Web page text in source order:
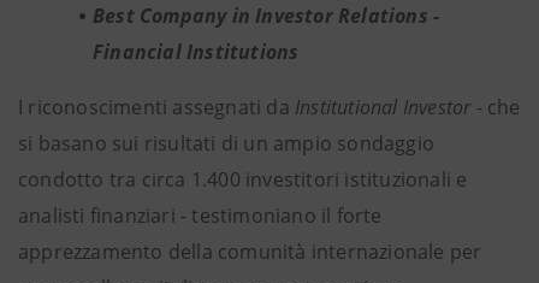
Best Company in Investor Relations -
Financial Institutions
I riconoscimenti assegnati da Institutional Investor- che
si basano sui risultati di un ampio sondaggio
condotto tra circa 1.400 investitori istituzionali e
analisti finanziari - testimoniano il forte
apprezzamento della comunità internazionale per